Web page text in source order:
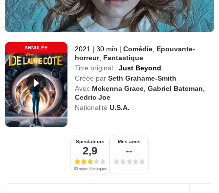
ANNULÉE 2021 | 30 min | Comédie Epouvante-
horreur, Fantastique
Titre original : Just Beyond
Créée par Seth Grahame-Smith
Avec Mckenna Grace ,Gabriel Bateman
Cedric Joe
Nationalité U.S.A.
Spectateurs
2,9
60 notes, 6 critiques
Mes amis
--